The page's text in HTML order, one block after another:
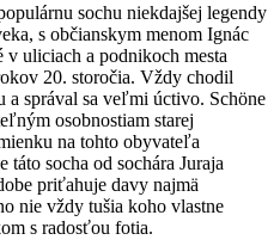
sochu niekdajšej legendy
s občianskym menom Ignác
uliciach a podnikoch mesta
20. storočia. Vždy chodil
správal sa veľmi úctivo. Schöne
osobnostiam starej
na tohto obyvateľa
táto socha od sochára Juraja
priťahuje davy najmä
nie vždy tušia koho vlastne
s radosťou fotia.